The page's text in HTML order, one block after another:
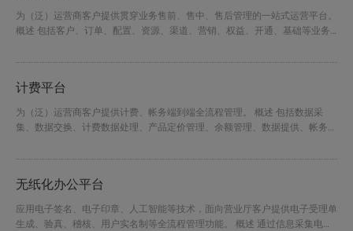
为（泛）运营商客户提供贯穿业务售前、售中、售后管理的一站式运营平台。
概述 包括客户、订单、配置、资源、渠道、营销、权益、开通、基础等业务
事件、产商品等业务元素采用智能化、向导式配置方式； 通过灵活、自动化
据分析计算，发现和挖掘准消费者需求，针对细分客户群建立个...
计费平台
为（泛）运营商客户提供计费、帐务端到端全流程管理。 概述 包括数据采
集、数据交换、计费数据处理、产品定价管理、余额管理、数据提供、帐务管
路出租业务等综合业务计费帐务处理，为客户提供详单及账单等数据信息，提
势 多量纲计量计费 丰富的定价模式 模板化资费配置 可追溯的...
无纸化办公平台
应用电子签名、电子印章、人工智能等技术，面向营业厅客户提供电子受理单
生成、验真、稽核、用户实名制等全流程管理功能。 概述 通过信息采集电子